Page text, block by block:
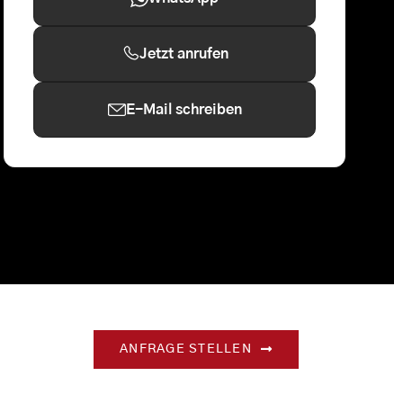
Jetzt anrufen
E-Mail schreiben
ANFRAGE STELLEN